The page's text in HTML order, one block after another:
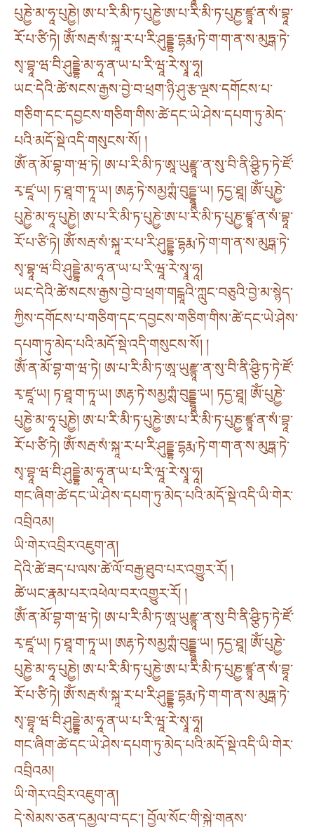
པུཎྱེ་མ་ཧཱ་པུཎྱེ། ཨ་པ་རི་མི་ཏ་པུཎྱེ་ཨ་པ་རི་མི་ཏ་པུཎྱ་ཛྙཱ་ན་སཾ་བྷཱ་
རོ་པ་ཙི་ཏེ། ཨོཾ་སརྦ་སཾ་སྐཱ་ར་པ་རི་ཤུདྡྷ་དྷརྨ་ཏེ་ག་ག་ན་ས་མུཏྒ་ཏེ་
སྭ་བྷཱ་ཝ་བི་ཤུདྡྷེ་མ་ཧཱ་ན་ཡ་པ་རི་ཝཱ་རེ་སྭཱ་ཧཱ།
ཡང་དེའི་ཚེ་སངས་རྒྱས་བྱེ་བ་ཕྲག་ཉི་ཤུ་རྩ་ལྔས་དགོངས་པ་
གཅིག་དང་དབྱངས་གཅིག་གིས་ཚེ་དང་ཡེ་ཤེས་དཔག་ཏུ་མེད་
པའི་མདོ་སྡེ་འདི་གསུངས་སོ། །
ཨོཾ་ན་མོ་བྷ་ག་ཝ་ཏེ། ཨ་པ་རི་མི་ཏ་ཨཱ་ཡུརྫྙཱ་ན་སུ་བི་ནི་ཤྩི་ཏ་ཏེ་ཛོ་
རྭ་ཛཱ་ཡ། ཏ་ཐཱ་ག་ཏཱ་ཡ། ཨརྷ་ཏེ་སམྱཀྶཾ་བུདྡྷཱ་ཡ། ཏདྱ་ཐཱ། ཨོཾ་པུཎྱེ་
པུཎྱེ་མ་ཧཱ་པུཎྱེ། ཨ་པ་རི་མི་ཏ་པུཎྱེ་ཨ་པ་རི་མི་ཏ་པུཎྱ་ཛྙཱ་ན་སཾ་བྷཱ་
རོ་པ་ཙི་ཏེ། ཨོཾ་སརྦ་སཾ་སྐཱ་ར་པ་རི་ཤུདྡྷ་དྷརྨ་ཏེ་ག་ག་ན་ས་མུཏྒ་ཏེ་
སྭ་བྷཱ་ཝ་བི་ཤུདྡྷེ་མ་ཧཱ་ན་ཡ་པ་རི་ཝཱ་རེ་སྭཱ་ཧཱ།
ཡང་དེའི་ཚེ་སངས་རྒྱས་བྱེ་བ་ཕྲག་གངྒཱའི་ཀླུང་བཅུའི་བྱེ་མ་སྙེད་
ཀྱིས་དགོངས་པ་གཅིག་དང་དབྱངས་གཅིག་གིས་ཚེ་དང་ཡེ་ཤེས་
དཔག་ཏུ་མེད་པའི་མདོ་སྡེ་འདི་གསུངས་སོ། །
ཨོཾ་ན་མོ་བྷ་ག་ཝ་ཏེ། ཨ་པ་རི་མི་ཏ་ཨཱ་ཡུརྫྙཱ་ན་སུ་བི་ནི་ཤྩི་ཏ་ཏེ་ཛོ་
རྭ་ཛཱ་ཡ། ཏ་ཐཱ་ག་ཏཱ་ཡ། ཨརྷ་ཏེ་སམྱཀྶཾ་བུདྡྷཱ་ཡ། ཏདྱ་ཐཱ། ཨོཾ་པུཎྱེ་
པུཎྱེ་མ་ཧཱ་པུཎྱེ། ཨ་པ་རི་མི་ཏ་པུཎྱེ་ཨ་པ་རི་མི་ཏ་པུཎྱ་ཛྙཱ་ན་སཾ་བྷཱ་
རོ་པ་ཙི་ཏེ། ཨོཾ་སརྦ་སཾ་སྐཱ་ར་པ་རི་ཤུདྡྷ་དྷརྨ་ཏེ་ག་ག་ན་ས་མུཏྒ་ཏེ་
སྭ་བྷཱ་ཝ་བི་ཤུདྡྷེ་མ་ཧཱ་ན་ཡ་པ་རི་ཝཱ་རེ་སྭཱ་ཧཱ།
གང་ཞིག་ཚེ་དང་ཡེ་ཤེས་དཔག་ཏུ་མེད་པའི་མདོ་སྡེ་འདི་ཡི་གེར་
འབྲིའམ།
ཡི་གེར་འབྲིར་འཇུག་ན།
དེའི་ཚེ་ཟད་པ་ལས་ཚེ་ལོ་བརྒྱ་ཐུབ་པར་འགྱུར་རོ། །
ཚེ་ཡང་རྣམ་པར་འཕེལ་བར་འགྱུར་རོ། །
ཨོཾ་ན་མོ་བྷ་ག་ཝ་ཏེ། ཨ་པ་རི་མི་ཏ་ཨཱ་ཡུརྫྙཱ་ན་སུ་བི་ནི་ཤྩི་ཏ་ཏེ་ཛོ་
རྭ་ཛཱ་ཡ། ཏ་ཐཱ་ག་ཏཱ་ཡ། ཨརྷ་ཏེ་སམྱཀྶཾ་བུདྡྷཱ་ཡ། ཏདྱ་ཐཱ། ཨོཾ་པུཎྱེ་
པུཎྱེ་མ་ཧཱ་པུཎྱེ། ཨ་པ་རི་མི་ཏ་པུཎྱེ་ཨ་པ་རི་མི་ཏ་པུཎྱ་ཛྙཱ་ན་སཾ་བྷཱ་
རོ་པ་ཙི་ཏེ། ཨོཾ་སརྦ་སཾ་སྐཱ་ར་པ་རི་ཤུདྡྷ་དྷརྨ་ཏེ་ག་ག་ན་ས་མུཏྒ་ཏེ་
སྭ་བྷཱ་ཝ་བི་ཤུདྡྷེ་མ་ཧཱ་ན་ཡ་པ་རི་ཝཱ་རེ་སྭཱ་ཧཱ།
གང་ཞིག་ཚེ་དང་ཡེ་ཤེས་དཔག་ཏུ་མེད་པའི་མདོ་སྡེ་འདི་ཡི་གེར་
འབྲིའམ།
ཡི་གེར་འབྲིར་འཇུག་ན།
དེ་སེམས་ཅན་དམྱལ་བ་དང༌། བྱོལ་སོང་གི་སྐྱེ་གནས་